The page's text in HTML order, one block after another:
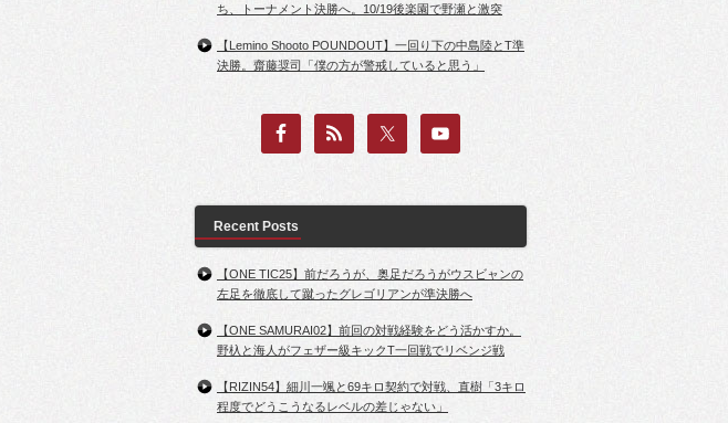
ち、トーナメント決勝へ。10/19後楽園で野瀬と激突
【Lemino Shooto POUNDOUT】一回り下の中島陸とT準
決勝。齋藤奨司「僕の方が警戒していると思う」
Recent Posts
【ONE TIC25】前だろうが、奥足だろうがウスビャンの
左足を徹底して蹴ったグレゴリアンが準決勝へ
【ONE SAMURAI02】前回の対戦経験をどう活かすか。
野杁と海人がフェザー級キックT一回戦でリベンジ戦
【RIZIN54】細川一颯と69キロ契約で対戦、直樹「3キロ
程度でどうこうなるレベルの差じゃない」